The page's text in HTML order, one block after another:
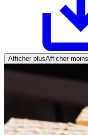
Afficher plusAfficher moins